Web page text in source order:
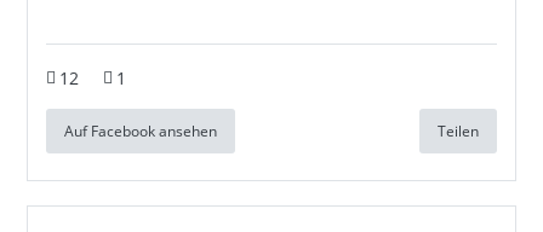
12 1
Auf Facebook ansehen Teilen